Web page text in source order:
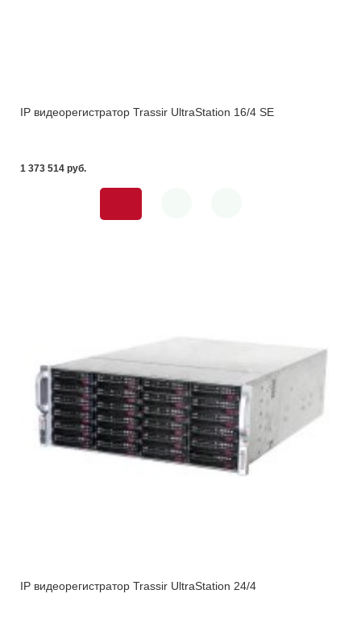
IP видеорегистратор Trassir UltraStation 16/4 SE
1 373 514 pуб.
IP видеорегистратор Trassir UltraStation 24/4